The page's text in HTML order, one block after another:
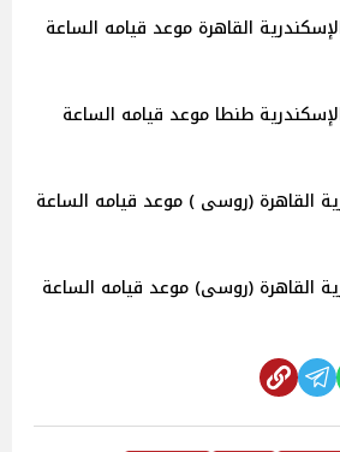
مكيف الإسكندرية القاهرة موعد قيامه الساعة
مكيف الإسكندرية طنطا موعد قيامه الساعة
الإسكندرية القاهرة (روسى ) موعد قيامه الساعة
الإسكندرية القاهرة (روسى) موعد قيامه الساعة